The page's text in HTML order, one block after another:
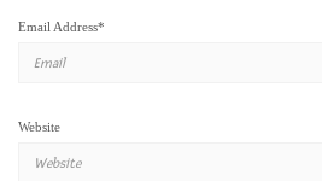
Email Address*
Website